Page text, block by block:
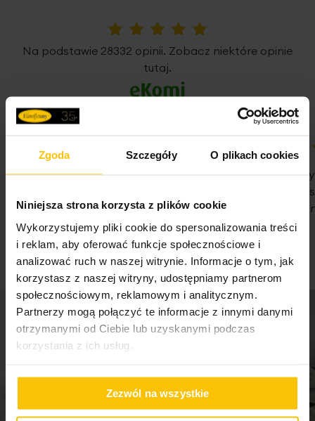
Zgoda Szczegóły O plikach cookies
Niniejsza strona korzysta z plików cookie
Wykorzystujemy pliki cookie do spersonalizowania treści
i reklam, aby oferować funkcje społecznościowe i
analizować ruch w naszej witrynie. Informacje o tym, jak
korzystasz z naszej witryny, udostępniamy partnerom
społecznościowym, reklamowym i analitycznym.
Partnerzy mogą połączyć te informacje z innymi danymi
otrzymanymi od Ciebie lub uzyskanymi podczas
korzystania z ich usług.
Zezwól na wszystkie
500 g
Pobierz instrukcję użytkowania i bezpieczeństwa produktu
szerokość: 140 cm
ilość przelotek: 8 szt
gramatura: 80 g/m
tolerancja rozmiaru: +/- 5%
Nie suszyć w suszarce bębnowej
Na podstawie 28332 opinii. Zobacz niektóre opinie
tutaj.
100%
WSZYSTKO SPRAWNIE SZYBKA
07-08-2026
100%
Nie
Państwa
Nie traćcie
07-08-2026